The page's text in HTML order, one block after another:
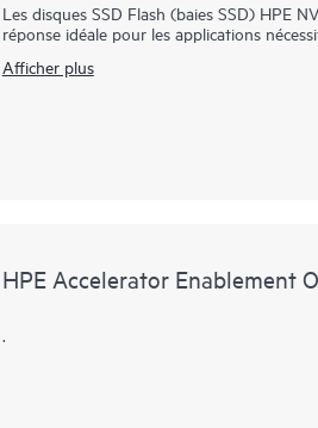
Les disques SSD Flash (baies SSD) HPE
réponse idéale pour les applications
les applications par le biais du bus PCIe
Les baies SSD HPE NVMe Haute
données haute performance depuis le
SATA. Elles sont conçues pour utiliser le
Afficher plus
HPE Accelerator Enablement